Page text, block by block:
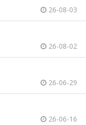
26-08-03
26-08-02
26-06-29
26-06-16